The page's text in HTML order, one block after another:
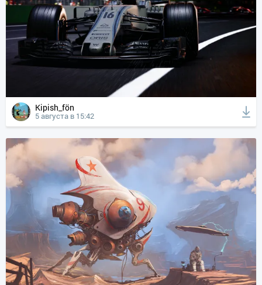
Kipish_fön
5 августа в 15:42